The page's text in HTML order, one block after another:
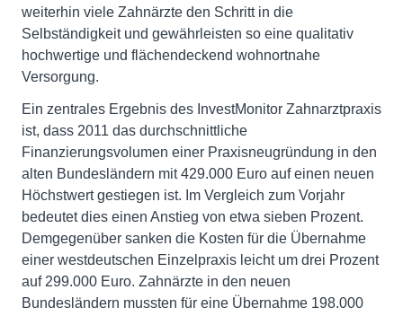
weiterhin viele Zahnärzte den Schritt in die
Selbständigkeit und gewährleisten so eine qualitativ
hochwertige und flächendeckend wohnortnahe
Versorgung.
Ein zentrales Ergebnis des InvestMonitor Zahnarztpraxis
ist, dass 2011 das durchschnittliche
Finanzierungsvolumen einer Praxisneugründung in den
alten Bundesländern mit 429.000 Euro auf einen neuen
Höchstwert gestiegen ist. Im Vergleich zum Vorjahr
bedeutet dies einen Anstieg von etwa sieben Prozent.
Demgegenüber sanken die Kosten für die Übernahme
einer westdeutschen Einzelpraxis leicht um drei Prozent
auf 299.000 Euro. Zahnärzte in den neuen
Bundesländern mussten für eine Übernahme 198.000